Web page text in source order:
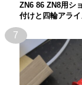
ZN6 86 ZN8用シ
付けと四輪アライ
7